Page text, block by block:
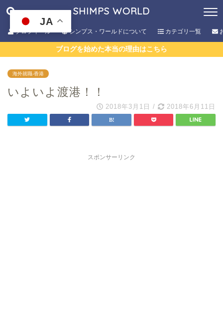
SHIMPS WORLD
プロフィール シンプス・ワールドについて カテゴリ一覧
ブログを始めた本当の理由はこちら
海外就職-香港
いよいよ渡港！！
2018年3月1日 / 2018年6月11日
スポンサーリンク
JA